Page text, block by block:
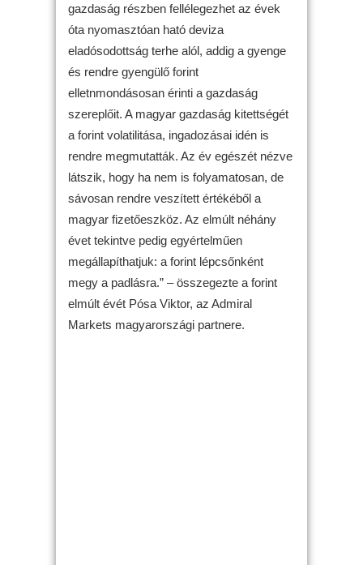
gazdaság részben fellélegezhet az évek
óta nyomasztóan ható deviza
eladósodottság terhe alól, addig a gyenge
és rendre gyengülő forint
elletnmondásosan érinti a gazdaság
szereplőit. A magyar gazdaság kitettségét
a forint volatilitása, ingadozásai idén is
rendre megmutatták. Az év egészét nézve
látszik, hogy ha nem is folyamatosan, de
sávosan rendre veszített értékéből a
magyar fizetőeszköz. Az elmúlt néhány
évet tekintve pedig egyértelműen
megállapíthatjuk: a forint lépcsőnként
megy a padlásra.” – összegezte a forint
elmúlt évét Pósa Viktor, az Admiral
Markets magyarországi partnere.